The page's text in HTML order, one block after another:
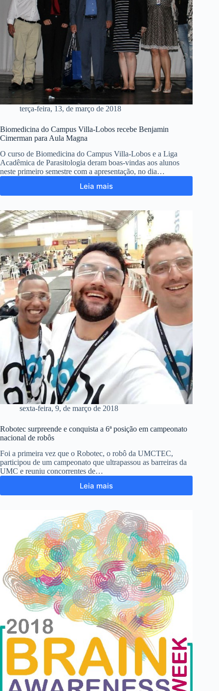
terça-feira, 13, de março de 2018
Biomedicina do Campus Villa-Lobos recebe Benjamin
Cimerman para Aula Magna
O curso de Biomedicina do Campus Villa-Lobos e a Liga
Acadêmica de Parasitologia deram boas-vindas aos alunos
neste primeiro semestre com a apresentação, no dia…
Leia mais
sexta-feira, 9, de março de 2018
Robotec surpreende e conquista a 6ª posição em campeonato
nacional de robôs
Foi a primeira vez que o Robotec, o robô da UMCTEC,
participou de um campeonato que ultrapassou as barreiras da
UMC e reuniu concorrentes de…
Leia mais